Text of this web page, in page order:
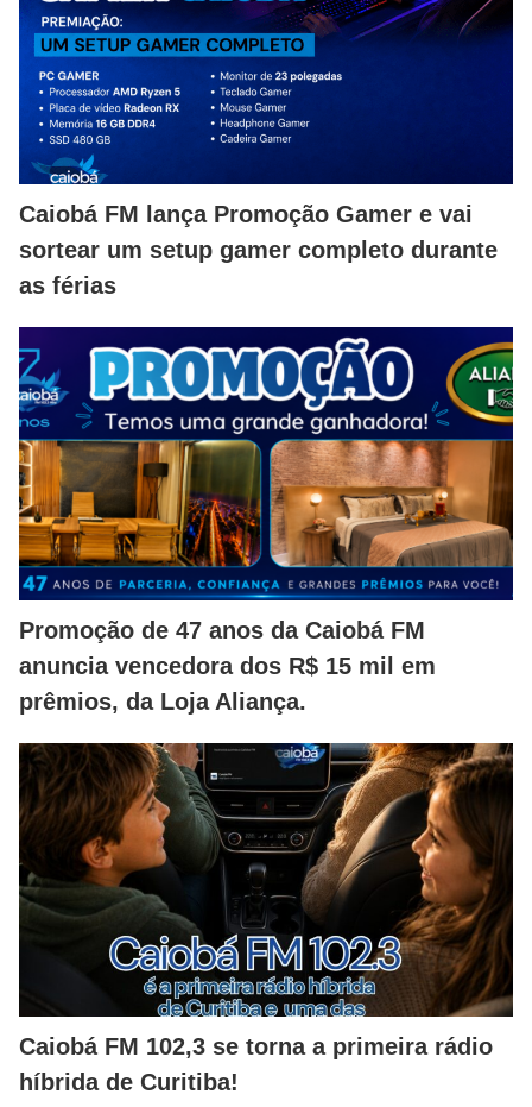
Caiobá FM lança Promoção Gamer e vai
sortear um setup gamer completo durante
as férias
Promoção de 47 anos da Caiobá FM
anuncia vencedora dos R$ 15 mil em
prêmios, da Loja Aliança.
Caiobá FM 102,3 se torna a primeira rádio
híbrida de Curitiba!